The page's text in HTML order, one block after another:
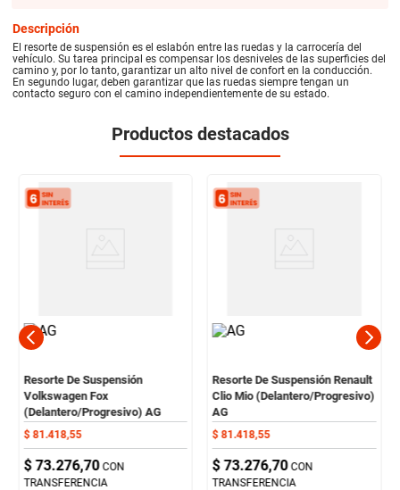
Descripción
El resorte de suspensión es el eslabón entre las ruedas y la carrocería del
vehículo. Su tarea principal es compensar los desniveles de las superficies del
camino y, por lo tanto, garantizar un alto nivel de confort en la conducción.
En segundo lugar, deben garantizar que las ruedas siempre tengan un
contacto seguro con el camino independientemente de su estado.
Productos destacados
Resorte De Suspensión
Volkswagen Fox
(Delantero/Progresivo) AG
$ 81 .418,55
$ 73.276,70 CON
TRANSFERENCIA
Resorte De Suspensión Renault
Clio Mio (Delantero/Progresivo)
AG
$ 81 .418,55
$ 73.276,70 CON
TRANSFERENCIA